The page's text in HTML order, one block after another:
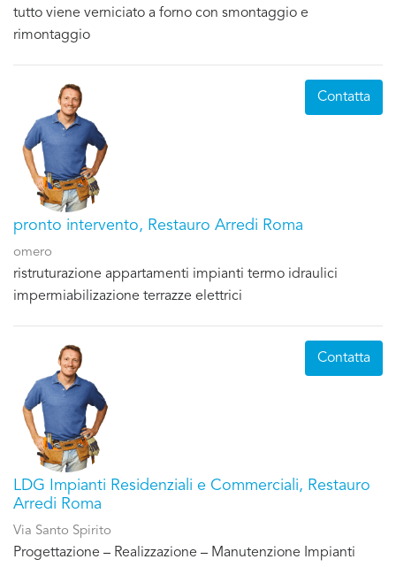
tutto viene verniciato a forno con smontaggio e
rimontaggio
pronto intervento, Restauro Arredi Roma
omero
ristruturazione appartamenti impianti termo idraulici
impermiabilizazione terrazze elettrici
Contatta
LDG Impianti Residenziali e Commerciali, Restauro
Arredi Roma
Via Santo Spirito
Progettazione – Realizzazione – Manutenzione Impianti
Contatta